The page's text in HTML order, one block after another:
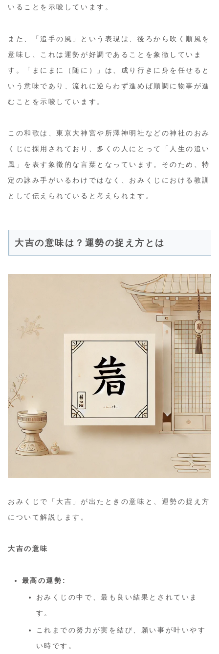
いることを示唆しています。
また、「追手の風」という表現は、後ろから吹く順風を
意味し、これは運勢が好調であることを象徴していま
す。「まにまに（随に）」は、成り行きに身を任せると
いう意味であり、流れに逆らわず進めば順調に物事が進
むことを示唆しています。
この和歌は、東京大神宮や所澤神明社などの神社のおみ
くじに採用されており、多くの人にとって「人生の追い
風」を表す象徴的な言葉となっています。そのため、特
定の詠み手がいるわけではなく、おみくじにおける教訓
として伝えられていると考えられます。
大吉の意味は？運勢の捉え方とは
おみくじで「大吉」が出たときの意味と、運勢の捉え方
について解説します。
大吉の意味
最高の運勢:
おみくじの中で、最も良い結果とされていま
す。
これまでの努力が実を結び、願い事が叶いやす
い時です。